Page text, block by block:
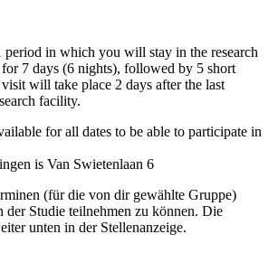
period in which you will stay in the research
for 7 days (6 nights), followed by 5 short
will take place 2 days after the last
facility.
for all dates to be able to participate in
is Van Swietenlaan 6
(für die von dir gewählte Gruppe)
der Studie teilnehmen zu können. Die
unten in der Stellenanzeige.